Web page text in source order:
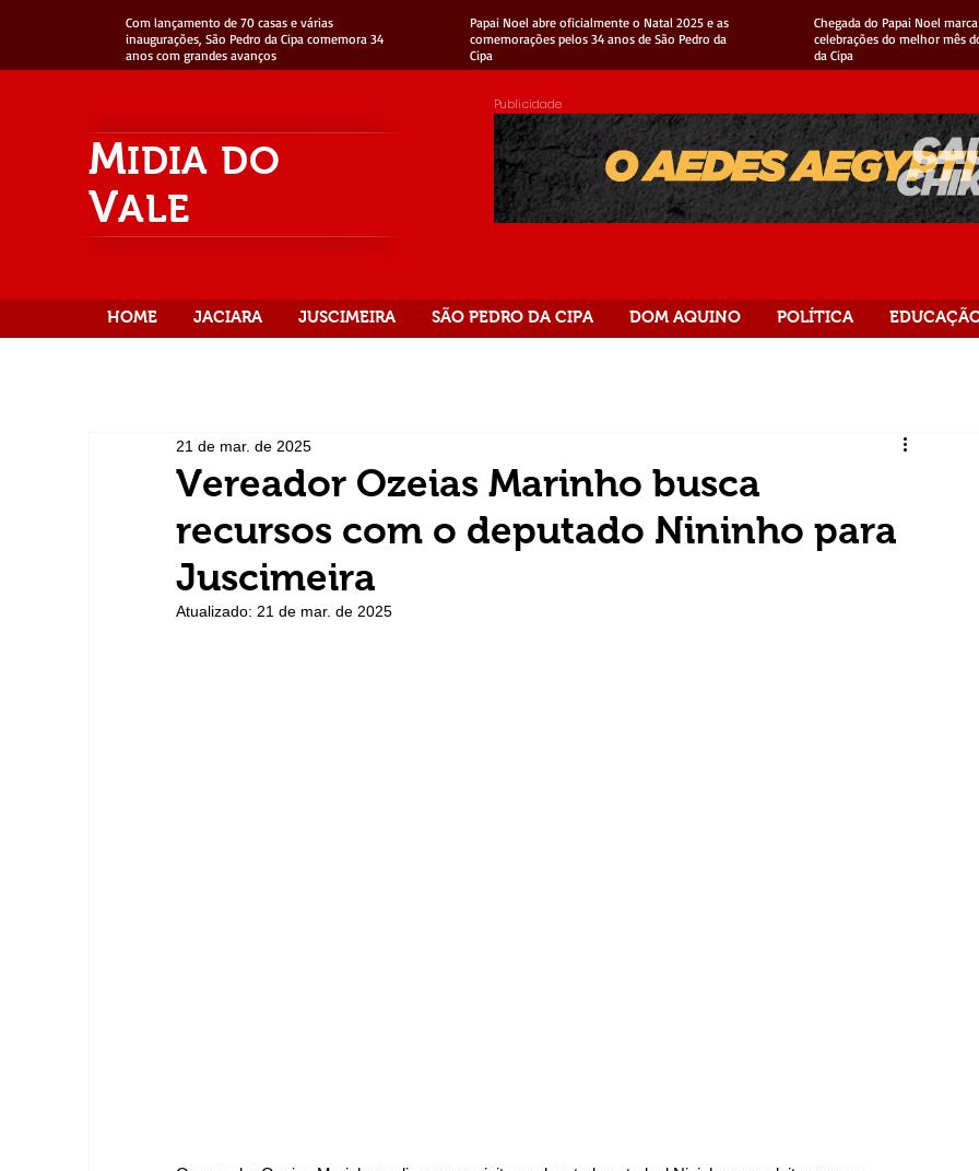
Com lançamento de 70 casas e várias
inaugurações, São Pedro da Cipa comemora 34
anos com grandes avanços
Papai Noel abre oficialmente o Natal 2025 e as
comemorações pelos 34 anos de São Pedro da
Cipa
Chegada do Papai Noel
celebrações do melhor mês
da Cipa
MIDIA DO
VALE
Publicidade
HOME JACIARA JUSCIMEIRA SÃO PEDRO DA CIPA DOM AQUINO POLÍTICA
Vereador Ozeias Marinho busca
recursos com o deputado Nininho para
Juscimeira
21 de mar. de 2025
Atualizado: 21 de mar. de 2025